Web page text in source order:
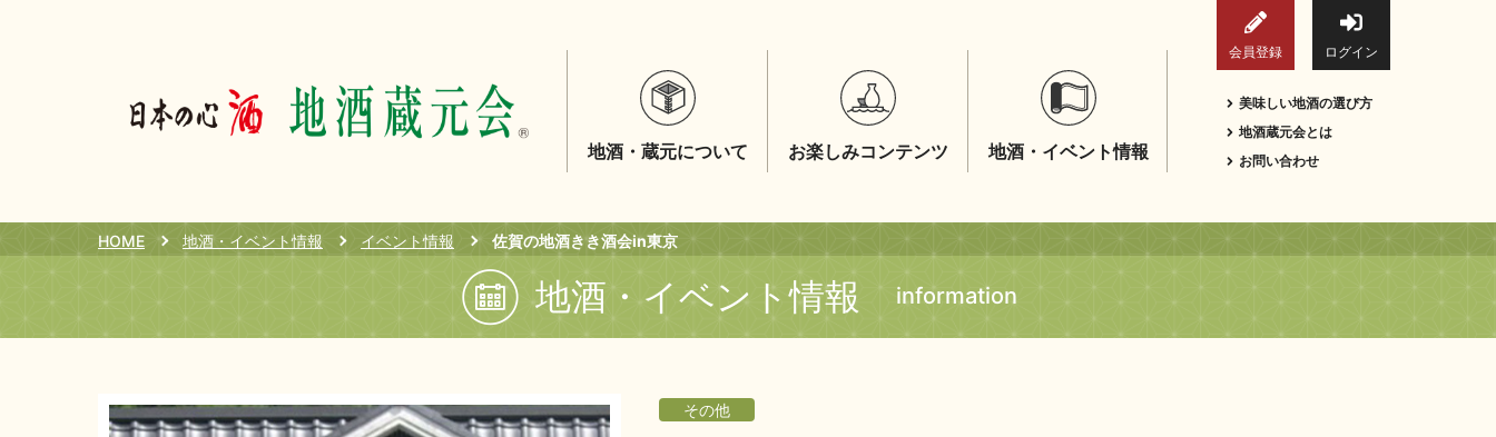
会員登録 ログイン
地酒・蔵元について お楽しみコンテンツ 地酒・イベント情報
美味しい地酒の選び方
地酒蔵元会とは
お問い合わせ
HOME 地酒・イベント情報 イベント情報 佐賀の地酒きき酒会in東京
地酒・イベント情報 information
その他